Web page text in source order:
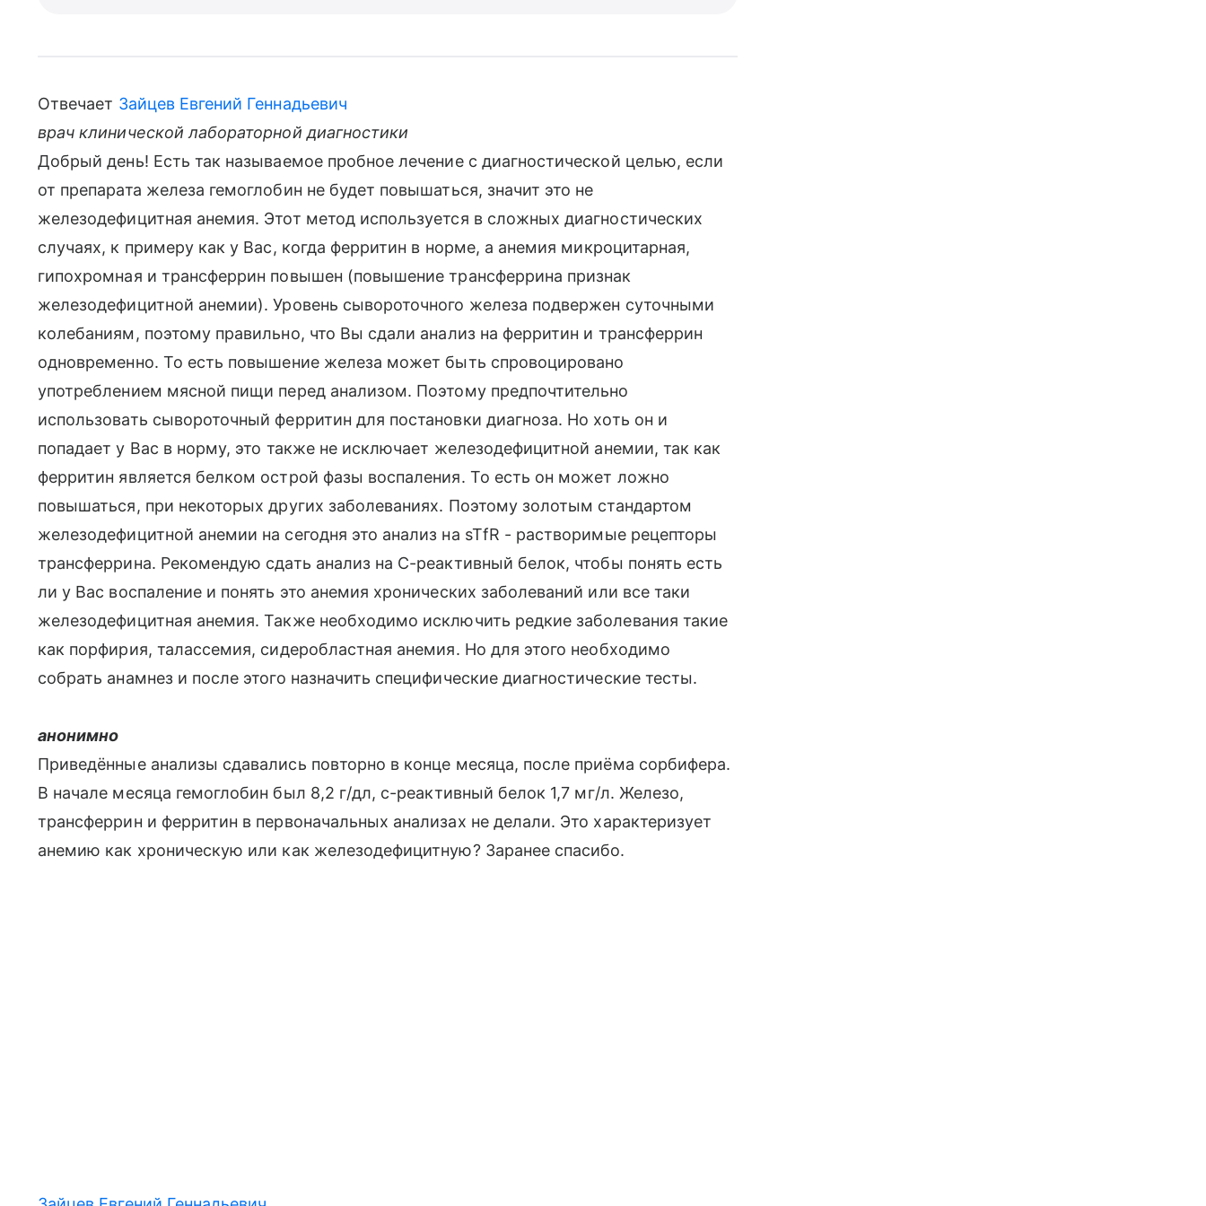
Отвечает Зайцев Евгений Геннадьевич
врач клинической лабораторной диагностики
Добрый день! Есть так называемое пробное лечение с диагностической целью, если
от препарата железа гемоглобин не будет повышаться, значит это не
железодефицитная анемия. Этот метод используется в сложных диагностических
случаях, к примеру как у Вас, когда ферритин в норме, а анемия микроцитарная,
гипохромная и трансферрин повышен (повышение трансферрина признак
железодефицитной анемии). Уровень сывороточного железа подвержен суточными
колебаниям, поэтому правильно, что Вы сдали анализ на ферритин и трансферрин
одновременно. То есть повышение железа может быть спровоцировано
употреблением мясной пищи перед анализом. Поэтому предпочтительно
использовать сывороточный ферритин для постановки диагноза. Но хоть он и
попадает у Вас в норму, это также не исключает железодефицитной анемии, так как
ферритин является белком острой фазы воспаления. То есть он может ложно
повышаться, при некоторых других заболеваниях. Поэтому золотым стандартом
железодефицитной анемии на сегодня это анализ на sTfR - растворимые рецепторы
трансферрина. Рекомендую сдать анализ на С-реактивный белок, чтобы понять есть
ли у Вас воспаление и понять это анемия хронических заболеваний или все таки
железодефицитная анемия. Также необходимо исключить редкие заболевания такие
как порфирия, талассемия, сидеробластная анемия. Но для этого необходимо
собрать анамнез и после этого назначить специфические диагностические тесты.
анонимно
Приведённые анализы сдавались повторно в конце месяца, после приёма сорбифера.
В начале месяца гемоглобин был 8,2 г/дл, с-реактивный белок 1,7 мг/л. Железо,
трансферрин и ферритин в первоначальных анализах не делали. Это характеризует
анемию как хроническую или как железодефицитную? Заранее спасибо.